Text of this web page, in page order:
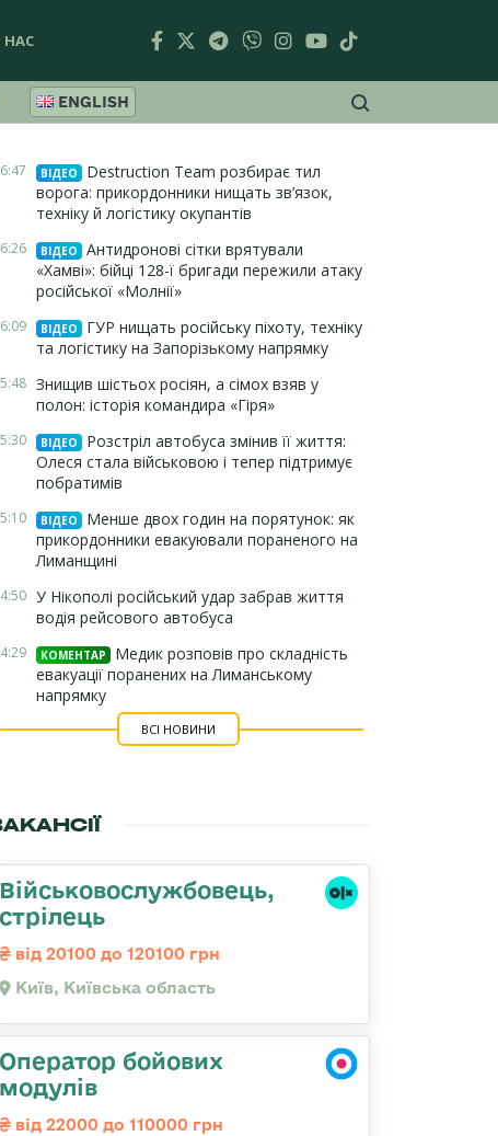
НАС
ENGLISH
ВІДЕО
Destruction Team розбирає тил
ворога: прикордонники нищать зв’язок,
техніку й логістику окупантів
ВІДЕО
Антидронові сітки врятували
«Хамві»: бійці 128-ї бригади пережили атаку
російської «Молнії»
ВІДЕО
ГУР нищать російську піхоту, техніку
та логістику на Запорізькому напрямку
Знищив шістьох росіян, а сімох взяв у
полон: історія командира «Гіря»
ВІДЕО
Розстріл автобуса змінив її життя:
Олеся стала військовою і тепер підтримує
побратимів
ВІДЕО
Менше двох годин на порятунок: як
прикордонники евакуювали пораненого на
Лиманщині
У Нікополі російський удар забрав життя
водія рейсового автобуса
КОМЕНТАР
Медик розповів про складність
евакуації поранених на Лиманському
напрямку
ВСІ НОВИНИ
Військовослужбовець,
стрілець
від 20100 до 120100 грн
Київ, Київська область
Оператор бойових
модулів
від 22000 до 110000 грн